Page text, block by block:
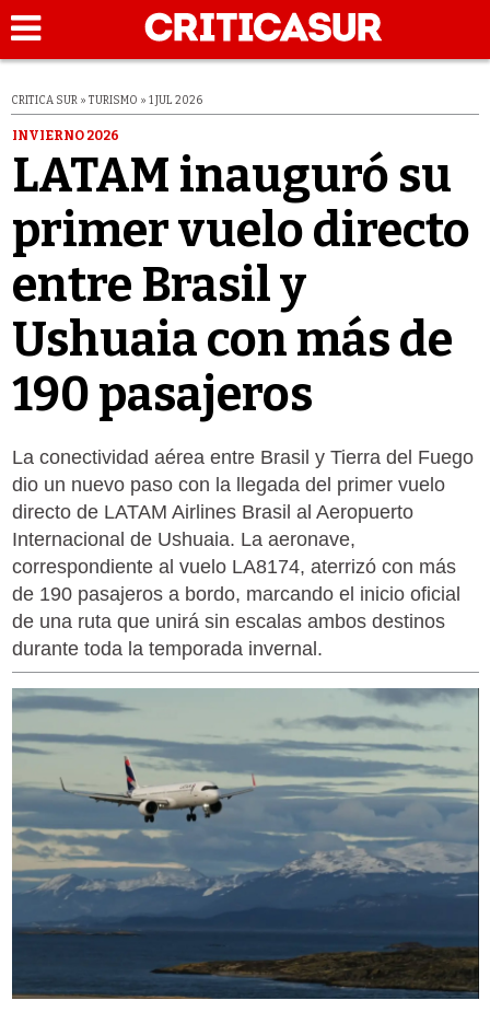
CRITICA SUR » TURISMO » 1 JUL 2026
INVIERNO 2026
LATAM inauguró su
primer vuelo directo
entre Brasil y
Ushuaia con más de
190 pasajeros
La conectividad aérea entre Brasil y Tierra del Fuego
dio un nuevo paso con la llegada del primer vuelo
directo de LATAM Airlines Brasil al Aeropuerto
Internacional de Ushuaia. La aeronave,
correspondiente al vuelo LA8174, aterrizó con más
de 190 pasajeros a bordo, marcando el inicio oficial
de una ruta que unirá sin escalas ambos destinos
durante toda la temporada invernal.